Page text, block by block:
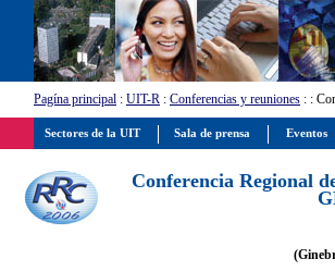
Pagína principal : UIT-R : Conferencias y reuniones : :
Conferencia Regional
Sectores de la UIT Sala de prensa Eventos